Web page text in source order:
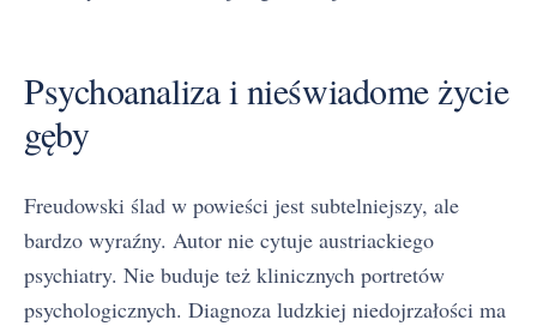
Psychoanaliza i nieświadome życie
gęby
Freudowski ślad w powieści jest subtelniejszy, ale
bardzo wyraźny. Autor nie cytuje austriackiego
psychiatry. Nie buduje też klinicznych portretów
psychologicznych. Diagnoza ludzkiej niedojrzałości ma